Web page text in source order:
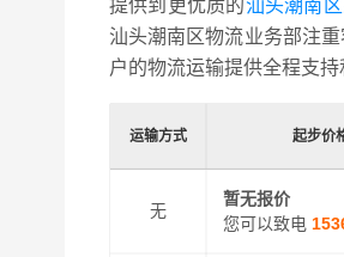
提供到更优质的汕头潮南
汕头潮南区物流业务部注
户的物流运输提供全程支持
运输方式 起步价
无
暂无报价
您可以致电